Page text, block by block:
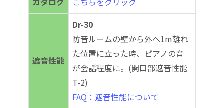
遮音性能
Dr-30
防音ルームの壁から外へ1m離れ
た位置に立った時、ピアノの音
が会話程度に。(開口部遮音性能
T-2)
FAQ：遮音性能について